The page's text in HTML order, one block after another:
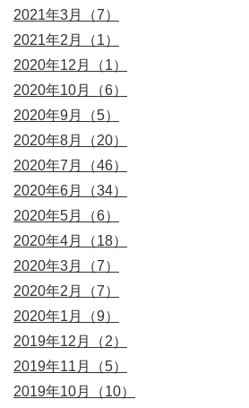
2021年3月（7）
2021年2月（1）
2020年12月（1）
2020年10月（6）
2020年9月（5）
2020年8月（20）
2020年7月（46）
2020年6月（34）
2020年5月（6）
2020年4月（18）
2020年3月（7）
2020年2月（7）
2020年1月（9）
2019年12月（2）
2019年11月（5）
2019年10月（10）